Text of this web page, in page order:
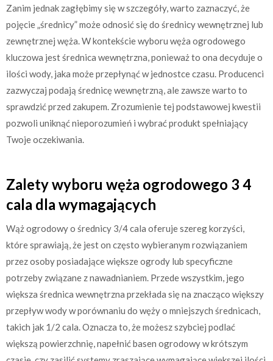
Zanim jednak zagłębimy się w szczegóły, warto zaznaczyć, że
pojęcie „średnicy” może odnosić się do średnicy wewnętrznej lub
zewnętrznej węża. W kontekście wyboru węża ogrodowego
kluczowa jest średnica wewnętrzna, ponieważ to ona decyduje o
ilości wody, jaka może przepłynąć w jednostce czasu. Producenci
zazwyczaj podają średnicę wewnętrzną, ale zawsze warto to
sprawdzić przed zakupem. Zrozumienie tej podstawowej kwestii
pozwoli uniknąć nieporozumień i wybrać produkt spełniający
Twoje oczekiwania.
Zalety wyboru węża ogrodowego 3 4
cala dla wymagających
Wąż ogrodowy o średnicy 3/4 cala oferuje szereg korzyści,
które sprawiają, że jest on często wybieranym rozwiązaniem
przez osoby posiadające większe ogrody lub specyficzne
potrzeby związane z nawadnianiem. Przede wszystkim, jego
większa średnica wewnętrzna przekłada się na znacząco większy
przepływ wody w porównaniu do węży o mniejszych średnicach,
takich jak 1/2 cala. Oznacza to, że możesz szybciej podlać
większą powierzchnię, napełnić basen ogrodowy w krótszym